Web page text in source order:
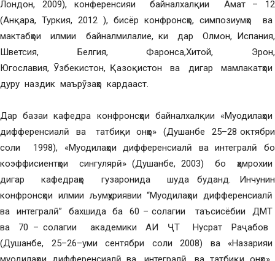
Лондон, 2009), конференсияи байналхалқии Амат – 12
(Анқара, Туркия, 2012 ), бисёр конфронсҳо, симпозиумҳо ва
мактабҳои илмии байналмилалие, ки дар Олмон, Испания,
Шветсия, Белгия, Фаронса,Хитой, Эрон,
Югославия, Ӯзбекистон, Қазоқистон ва дигар мамлакатҳои
дуру наздик маърӯзаҳо кардааст.
Дар базаи кафедра конфронсҳои байналхалқии «Муодилаҳои
дифференсиалӣ ва татбиқи онҳо» (Душанбе 25–28 октябри
соли 1998), «Муодилаҳои дифференсиалӣ ва интегралӣ бо
коэффисиентҳои сингулярӣ» (Душанбе, 2003) бо ҳамрохии
дигар кафедраҳо гузаронида шуда буданд. Инчунин
конфронсҳои илмии љумҳуриявии “Муодилаҳои дифференсиалӣ
ва интегралӣ” бахшида ба 60 – солагии таъсисёбии ДМТ
ва 70 – солагии академики АИ ҶТ Нусрат Раҷабов
(Душанбе, 25–26–уми сентябри соли 2008) ва «Назарияи